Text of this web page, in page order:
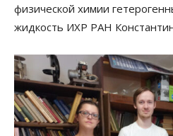
физической химии
жидкость ИХР РАН